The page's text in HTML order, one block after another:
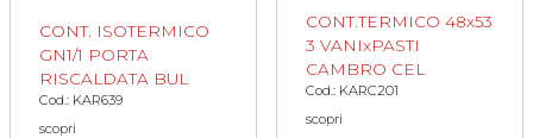
CONT. ISOTERMICO
GN1/1 PORTA
RISCALDATA BUL
Cod.: KAR639
scopri
CONT.TERMICO 48x53
3 VANIxPASTI
CAMBRO CEL
Cod.: KARC201
scopri